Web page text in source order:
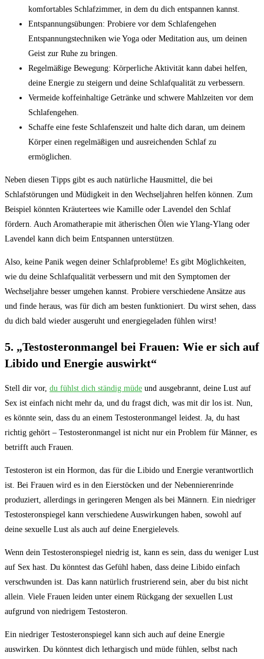
komfortables Schlafzimmer, ​in dem du dich entspannen kannst.
Entspannungsübungen: Probiere vor dem Schlafengehen
Entspannungstechniken ⁢wie Yoga oder Meditation aus, um deinen
Geist zur Ruhe zu bringen.
Regelmäßige Bewegung:⁣ Körperliche Aktivität kann dabei helfen,
deine Energie zu steigern und ‌deine Schlafqualität​ zu verbessern.
Vermeide koffeinhaltige Getränke und schwere Mahlzeiten ‌vor dem
Schlafengehen.
Schaffe​ eine feste⁤ Schlafenszeit und halte dich daran, um deinem
Körper einen regelmäßigen⁣ und ⁤ausreichenden‌ Schlaf zu
ermöglichen.
Neben diesen Tipps gibt⁣ es auch⁢ natürliche⁣ Hausmittel, die bei
Schlafstörungen und Müdigkeit in ​den Wechseljahren helfen ​können. Zum
Beispiel⁢ könnten Kräutertees wie Kamille oder Lavendel den Schlaf
fördern. Auch​ Aromatherapie mit ätherischen ⁤Ölen ⁤wie Ylang-Ylang​ oder
Lavendel kann dich beim⁢ Entspannen unterstützen.
Also, keine Panik wegen deiner Schlafprobleme! Es gibt Möglichkeiten,​
wie du deine Schlafqualität verbessern und mit ⁣den⁢ Symptomen der
Wechseljahre‍ besser umgehen kannst. Probiere verschiedene Ansätze ‍aus
und finde⁤ heraus, was für‌ dich ‌am besten funktioniert. Du‍ wirst sehen, dass
du dich bald‍ wieder ‌ausgeruht und energiegeladen fühlen wirst!
5. „Testosteronmangel bei ‌Frauen:⁤ Wie ‍er ⁣sich ‌auf​
Libido und Energie auswirkt“
Stell​ dir vor, du fühlst dich ständig​ müde und ausgebrannt, deine Lust auf
Sex ist einfach nicht mehr da, und du fragst dich, ⁣was mit dir los ist. Nun,
es könnte sein, ‍dass ​du⁢ an einem Testosteronmangel leidest. ⁢Ja, du hast
richtig⁢ gehört – ⁢Testosteronmangel ist nicht ​nur ein Problem für ⁤Männer, es‌
betrifft auch Frauen.
Testosteron ist⁤ ein Hormon, das für die Libido und ⁤Energie ​verantwortlich
ist. Bei Frauen wird ⁣es in den Eierstöcken und der ​Nebennierenrinde⁤
produziert,​ allerdings in geringeren Mengen als bei Männern. Ein niedriger
Testosteronspiegel kann verschiedene Auswirkungen haben, sowohl auf
deine sexuelle Lust als⁢ auch ‍auf deine Energielevels.
Wenn dein Testosteronspiegel niedrig⁤ ist, kann es​ sein, dass du weniger Lust
auf Sex‍ hast. Du könntest das Gefühl haben, ⁣dass deine Libido⁢ einfach
verschwunden ist. Das ‍kann​ natürlich frustrierend sein, aber du bist nicht
allein. Viele Frauen leiden unter einem Rückgang der sexuellen Lust ​
aufgrund ​von niedrigem Testosteron.
Ein niedriger Testosteronspiegel kann sich auch auf deine Energie
auswirken. Du könntest dich lethargisch und müde fühlen, selbst⁣ nach